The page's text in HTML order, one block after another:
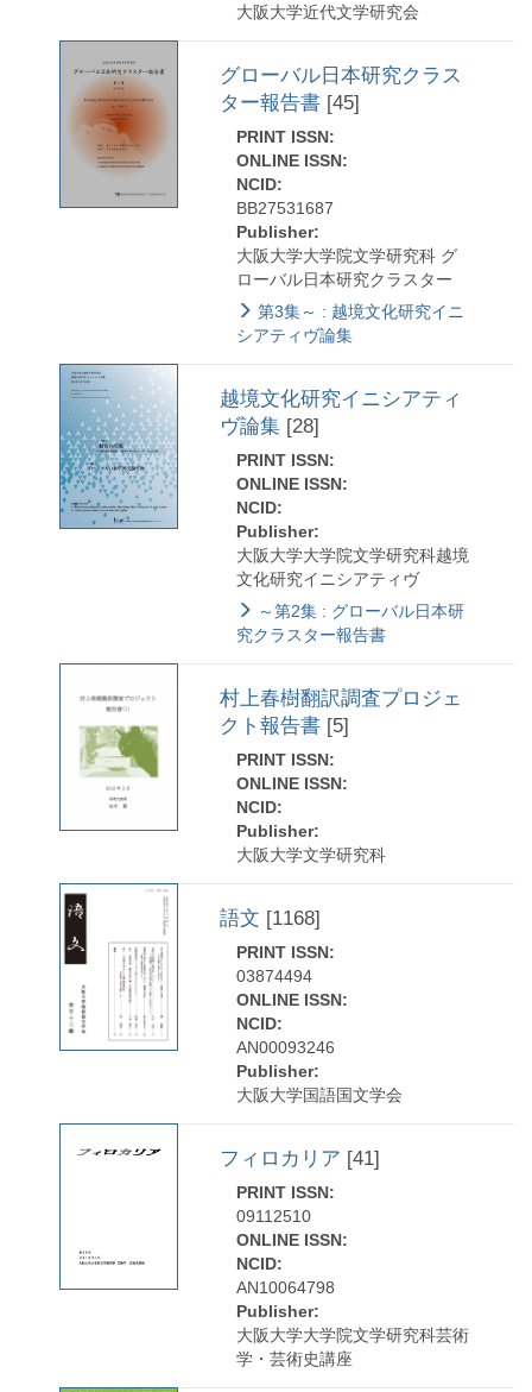
大阪大学近代文学研究会
グローバル日本研究クラス
ター報告書 [45]
PRINT ISSN:
ONLINE ISSN:
NCID:
BB27531687
Publisher:
大阪大学大学院文学研究科 グ
ローバル日本研究クラスター
第3集～ : 越境文化研究イニ
シアティヴ論集
越境文化研究イニシアティ
ヴ論集 [28]
PRINT ISSN:
ONLINE ISSN:
NCID:
Publisher:
大阪大学大学院文学研究科越境
文化研究イニシアティヴ
～第2集 : グローバル日本研
究クラスター報告書
村上春樹翻訳調査プロジェ
クト報告書 [5]
PRINT ISSN:
ONLINE ISSN:
NCID:
Publisher:
大阪大学文学研究科
語文 [1168]
PRINT ISSN:
03874494
ONLINE ISSN:
NCID:
AN00093246
Publisher:
大阪大学国語国文学会
フィロカリア [41]
PRINT ISSN:
09112510
ONLINE ISSN:
NCID:
AN10064798
Publisher:
大阪大学大学院文学研究科芸術
学・芸術史講座